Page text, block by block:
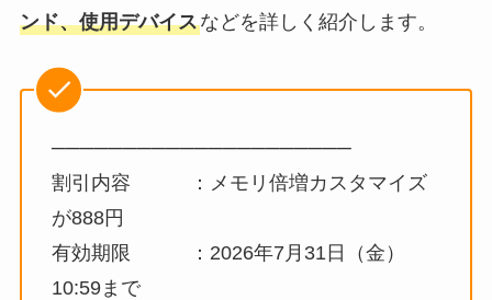
ンド、使用デバイスなどを詳しく紹介します。
─────────────────────
割引内容 ：メモリ倍増カスタマイズ
が888円
有効期限 ：2026年7月31日（金）
10:59まで